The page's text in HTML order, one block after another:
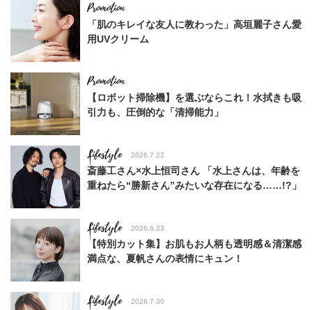
「肌のキレイな友人に教わった」高垣麗子さん愛
用UVクリーム
【ロボット掃除機】を選ぶならこれ！水拭きも吸
引力も、圧倒的な「清掃能力」
Lifestyle 2026.7.22
斎藤工さん×水上恒司さん 「水上さんは、年齢を
重ねたら“勝新さん”みたいな存在になる……!?」
Lifestyle 2026.6.23
【特別カット集】お肌もお人柄も透明感＆清潔感
満点な、夏帆さんの表情にキュン！
Lifestyle 2026.7.30